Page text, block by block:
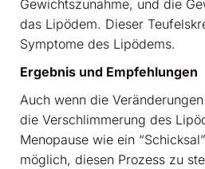
Gewichtszunahme, und die
das Lipödem. Dieser
Symptome des Lipödems.
Ergebnis und Empfehlungen
Auch wenn die
die Verschlimmerung des
Menopause wie ein
möglich, diesen Prozess zu